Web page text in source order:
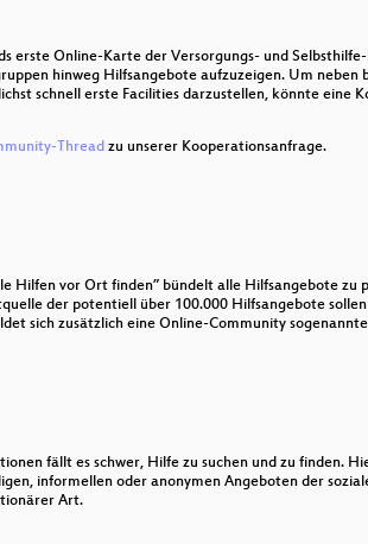
ist unser Planet?
fuzzy wobbling Geo Locations mit dem
im Hochschulstudium der
Verwaltung – Ein Erfolgsmodell?
erste Online-Karte der Versorgungs- und
hinweg Hilfsangebote aufzuzeigen. Um
schnell erste Facilities darzustellen, könnte eine
Thread zu unserer Kooperationsanfrage.
Hilfen vor Ort finden” bündelt alle Hilfsangebote
der potentiell über 100.000 Hilfsangebote
sich zusätzlich eine Online-Community
fällt es schwer, Hilfe zu suchen und zu finden.
informellen oder anonymen Angeboten der
Art.